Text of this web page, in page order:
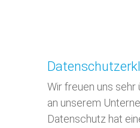
Wir freuen uns
an unserem
Datenschutz hat